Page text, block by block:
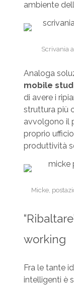
ambiente
Scrivania
Analoga
mobile
di avere i
struttura più
avvolgono il
proprio
produttività
Micke,
working
Fra le tante
intelligenti è